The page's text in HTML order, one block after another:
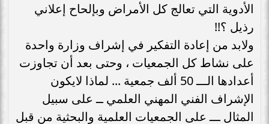
الأدوية التي تعالج كل الأمراض وبإلحاح إعلاني
رذيل ؟!!
ولابد من إعادة التفكير في إشراف وزارة واحدة
على نشاط كل الجمعيات ، وحتى بعد أن تجاوزت
أعدادها الـــ 50 ألف جمعية ... لماذا لايكون
الإشراف الفني المهني العلمي ــ على سبيل
المثال ـــ على الجمعيات العلمية والبحثية من قبل